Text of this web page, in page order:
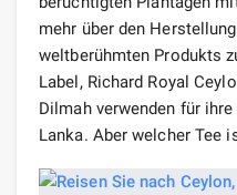
mehr über den
weltberühmten Produkts
Label, Richard Royal
Dilmah verwenden für
Lanka. Aber welcher Tee